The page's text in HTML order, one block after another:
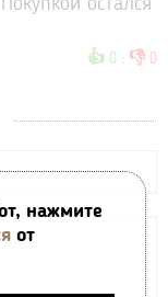
остался
👍 0 : 👎 0
нажмите
от